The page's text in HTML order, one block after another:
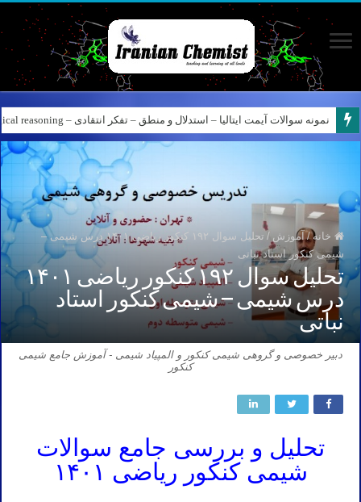
نمونه سوالات آیمت ایتالیا – استدلال و منطق – تفکر انتقادی – Logical reasoning – پارت ۸
خانه / آموزش /
تحلیل سوال ۱۹۲ کنکور ریاضی ۱۴۰۱ درس شیمی –
شیمی کنکور استاد نباتی
تحلیل سوال ۱۹۲ کنکور ریاضی ۱۴۰۱
درس شیمی – شیمی کنکور استاد
نباتی
دبیر خصوصی و گروهی شیمی کنکور و المپیاد شیمی - آموزش جامع شیمی
کنکور
تحلیل و بررسی جامع سوالات
شیمی کنکور ریاضی ۱۴۰۱